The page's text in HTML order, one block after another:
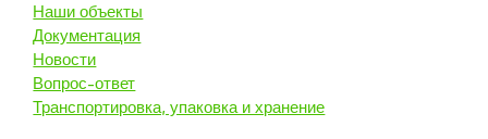
Наши объекты
Документация
Новости
Вопрос-ответ
Транспортировка, упаковка и хранение